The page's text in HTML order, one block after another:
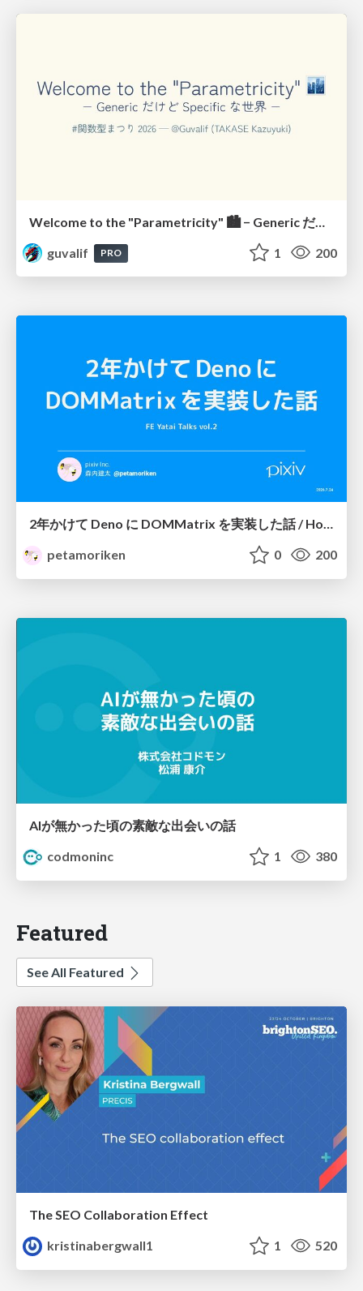
Welcome to the "Parametricity" 🏙️ − Generic だけど Specific な世界 −
guvalif
PRO 1 200
2年かけて Deno に DOMMatrix を実装した話 / How I implemented DOMMatrix in Deno over two years
petamoriken
0 200
AIが無かった頃の素敵な出会いの話
codmoninc
1 380
Featured
See All Featured
The SEO Collaboration Effect
kristinabergwall1
1 520